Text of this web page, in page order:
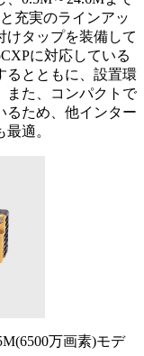
充実のラインアッ
けタップを装備して
に対応している
るとともに、設置環
また、コンパクトで
るため、他インター
適。
万画素)モデ